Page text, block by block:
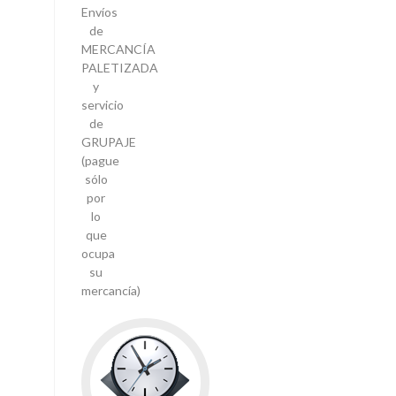
Envíos
de
MERCANCÍA
PALETIZADA
y
servicio
de
GRUPAJE
(pague
sólo
por
lo
que
ocupa
su
mercancía)